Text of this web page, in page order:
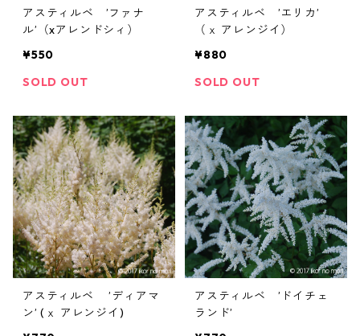
アスティルベ ’ファナ
ル’（xアレンドシィ）
¥550
SOLD OUT
アスティルベ ’エリカ’
（ｘ アレンジイ）
¥880
SOLD OUT
アスティルベ ’ディアマ
ン’ (ｘ アレンジイ)
アスティルベ ’ドイチェ
ランド’